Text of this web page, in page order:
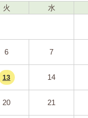
火 水
6 7
13 14
20 21